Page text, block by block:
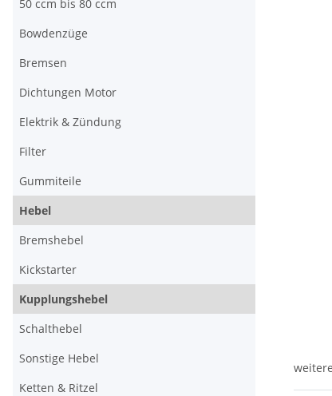
50 ccm bis 80 ccm
Bowdenzüge
Bremsen
Dichtungen Motor
Elektrik & Zündung
Filter
Gummiteile
Hebel
Bremshebel
Kickstarter
Kupplungshebel
Schalthebel
Sonstige Hebel
Ketten & Ritzel